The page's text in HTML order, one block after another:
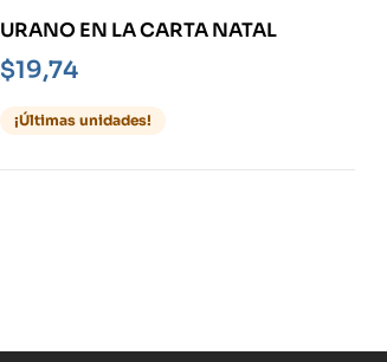
URANO EN LA CARTA NATAL
$19,74
¡Últimas unidades!